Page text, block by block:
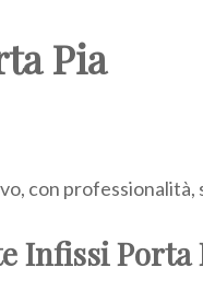
Pia
con professionalità,
Infissi Porta